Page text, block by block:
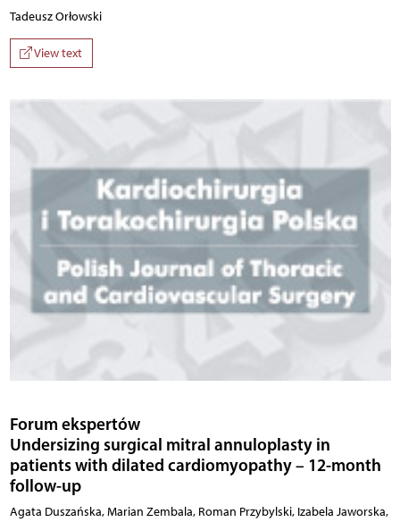
Tadeusz Orłowski
View text
Forum ekspertów
Undersizing surgical mitral annuloplasty in
patients with dilated cardiomyopathy – 12-month
follow-up
Agata Duszańska, Marian Zembala, Roman Przybylski, Izabela Jaworska,